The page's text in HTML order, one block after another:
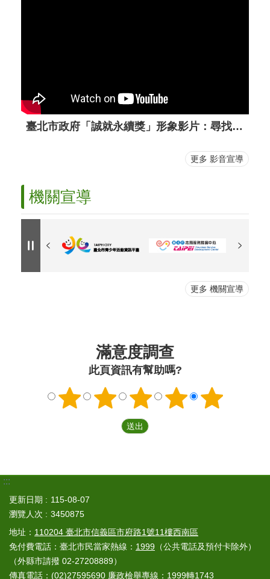
臺北市政府「誠就永續獎」形象影片：尋找臺北的超級英雄
更多 影音宣導
機關宣導
更多 機關宣導
滿意度調查
此頁資訊有幫助嗎?
:::
更新日期
115-08-07
瀏覽人次
3450875
地址： 110204 臺北市信義區市府路1號11樓西南區
免付費電話：臺北市民當家熱線： 1999 （公共電話及預付卡除外）
（外縣市請撥 02-27208889）
傳真電話：(02)27595690 廉政檢舉專線：1999轉1743